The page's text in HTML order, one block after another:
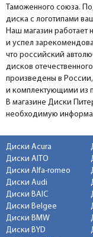
Таможенного союза.
диска с логотипами
Наш магазин работает
и успел
что российский
дисков
произведены в
и комплектующими из
В магазине Диски
необходимую
Диски Acura
Диски AITO
Диски Alfa-romeo
Диски Audi
Диски BAIC
Диски Belgee
Диски BMW
Диски BYD